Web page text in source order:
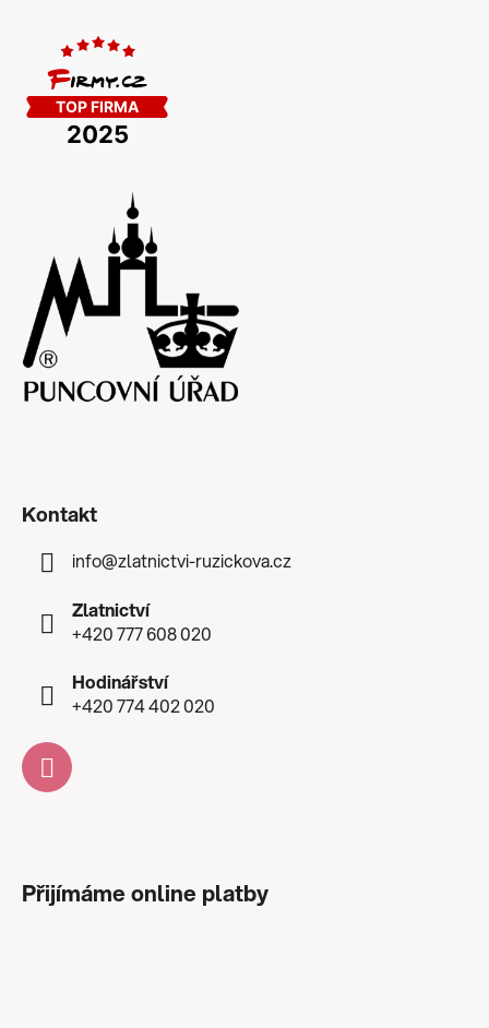
Kontakt
info@zlatnictvi-ruzickova.cz
Zlatnictví
+420 777 608 020
Hodinářství
+420 774 402 020
Přijímáme online platby